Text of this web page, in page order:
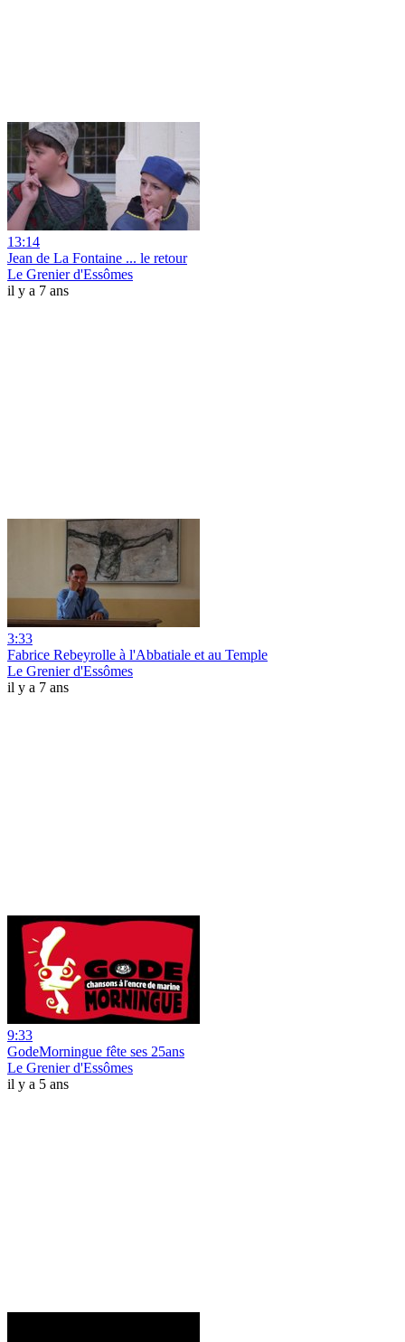
13:14
Jean de La Fontaine ... le retour
Le Grenier d'Essômes
il y a 7 ans
3:33
Fabrice Rebeyrolle à l'Abbatiale et au Temple
Le Grenier d'Essômes
il y a 7 ans
9:33
GodeMorningue fête ses 25ans
Le Grenier d'Essômes
il y a 5 ans